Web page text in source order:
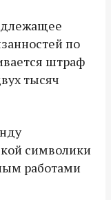
по
штраф
тысяч
символики
работами